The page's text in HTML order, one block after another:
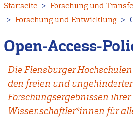
zum
Inhalt
Startseite
Forschung und
Forschung und Entwicklung
Open-Access-
Die Flensburger
den freien und
Forschungsergebnissen ihrer
Wissenschaftler*innen für